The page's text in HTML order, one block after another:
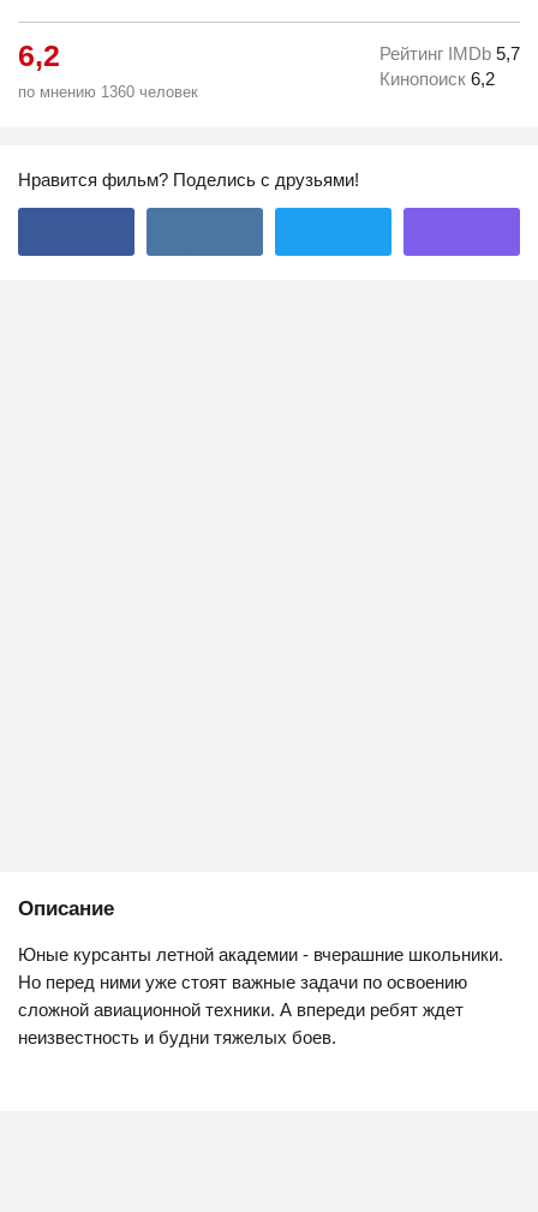
6,2
по мнению 1360 человек
Рейтинг IMDb 5,7
Кинопоиск 6,2
Нравится фильм? Поделись с друзьями!
Описание
Юные курсанты летной академии - вчерашние школьники.
Но перед ними уже стоят важные задачи по освоению
сложной авиационной техники. А впереди ребят ждет
неизвестность и будни тяжелых боев.